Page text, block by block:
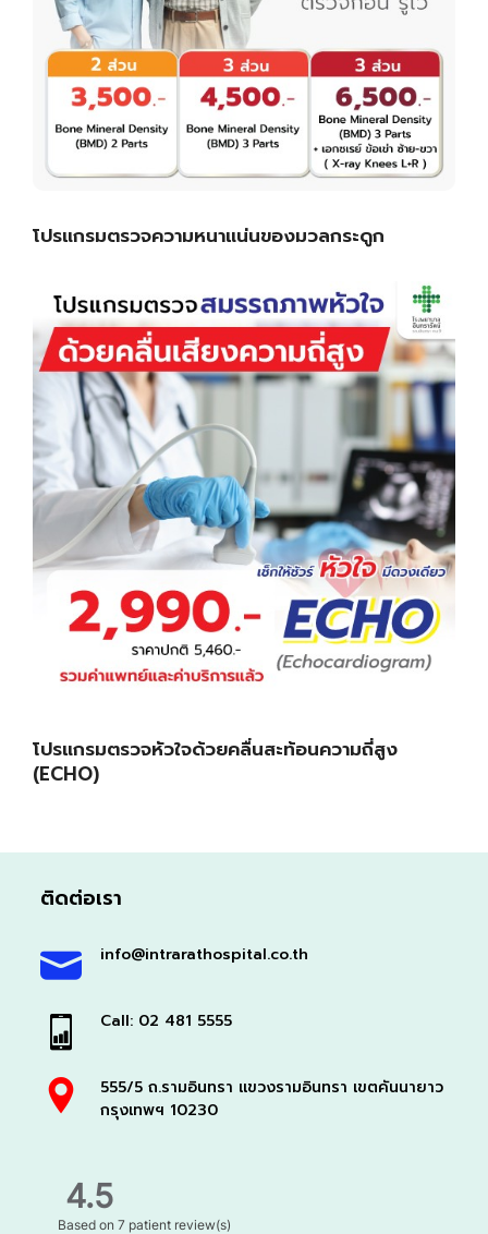
โปรแกรมตรวจความหนาแน่นของมวลกระดูก
โปรแกรมตรวจหัวใจด้วยคลื่นสะท้อนความถี่สูง
(ECHO)
ติดต่อเรา
info@intrarathospital.co.th
Call: 02 481 5555
555/5 ถ.รามอินทรา แขวงรามอินทรา เขตคันนายาว
กรุงเทพฯ 10230
4.5
Based on7 patient review(s)